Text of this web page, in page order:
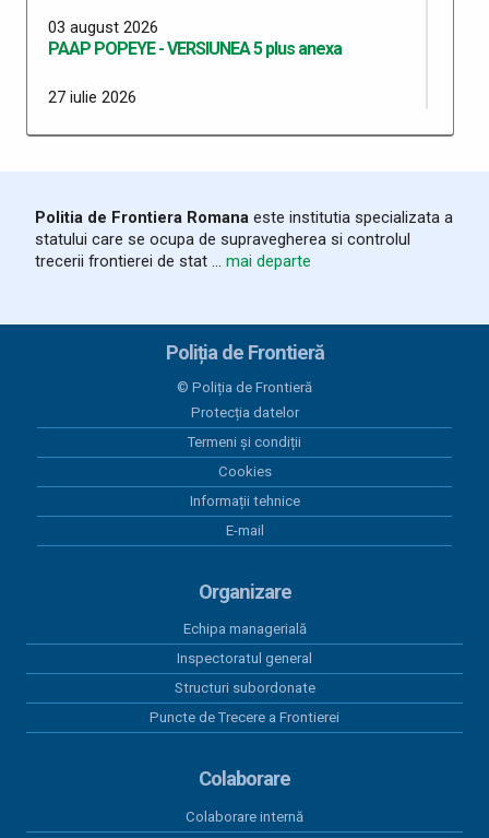
03 august 2026
PAAP POPEYE - VERSIUNEA 5 plus anexa
27 iulie 2026
anexa
20 iulie 2026
PAAP RO SRB VERSIUNEA 10 plus Anexa
Programul Anual al Achizițiilor Publice 2026 -
versiunea 12
30 iunie 2026
Act adițional 8 amenajare mal Dunare Moldova-
Contract subsecvent 3 servicii asigurări auto RCA
2026
Contract subsecvent 2 servicii asigurări auto RCA
2026
Politia de Frontiera Romana este institutia specializata a
statului care se ocupa de supravegherea si controlul
trecerii frontierei de stat ... mai departe
Poliția de Frontieră
© Poliția de Frontieră
Protecția datelor
Termeni și condiții
Cookies
Informații tehnice
E-mail
Organizare
Echipa managerială
Inspectoratul general
Structuri subordonate
Puncte de Trecere a Frontierei
Colaborare
Colaborare internă